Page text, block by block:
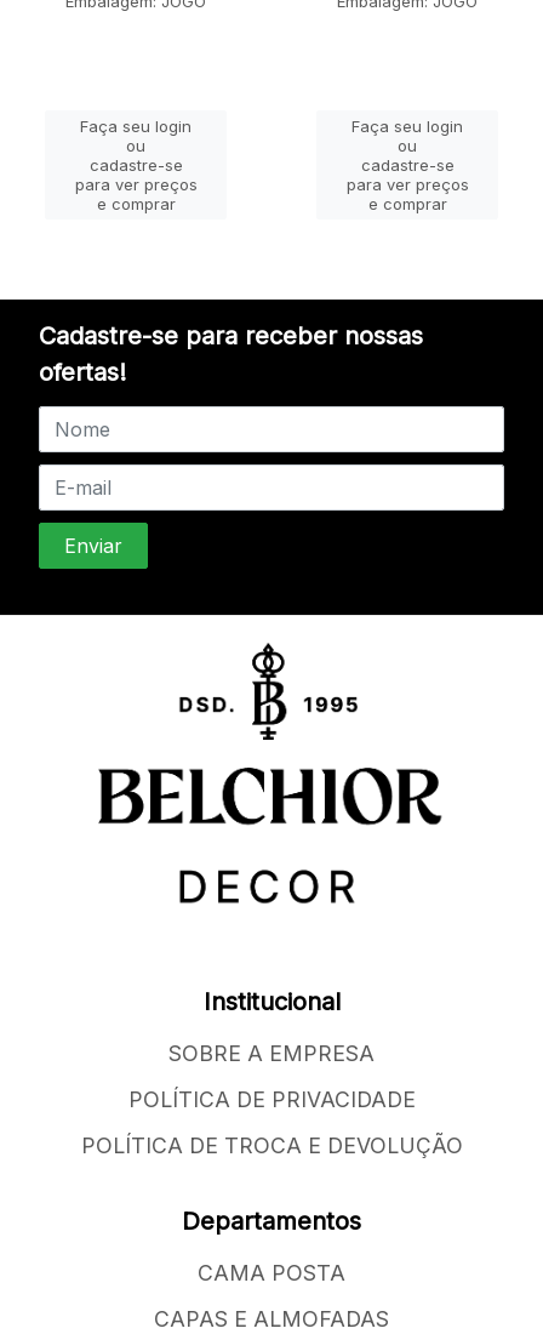
Faça seu login
ou
cadastre-se
para ver preços
e comprar
Faça seu login
ou
cadastre-se
para ver preços
e comprar
Cadastre-se para receber nossas
ofertas!
Institucional
SOBRE A EMPRESA
POLÍTICA DE PRIVACIDADE
POLÍTICA DE TROCA E DEVOLUÇÃO
Departamentos
CAMA POSTA
CAPAS E ALMOFADAS